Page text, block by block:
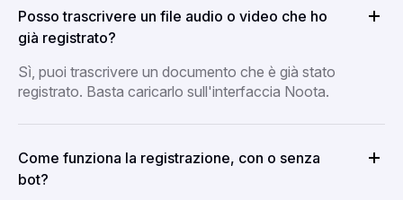
Posso trascrivere un file audio o video che ho
già registrato?
Sì, puoi trascrivere un documento che è già stato
registrato. Basta caricarlo sull'interfaccia Noota.
Come funziona la registrazione, con o senza
bot?